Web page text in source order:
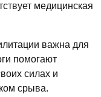
медицинская
важна для
помогают
силах и
срыва.